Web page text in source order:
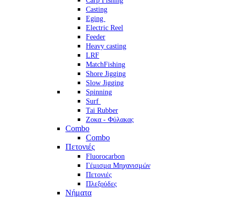
Casting
Eging
Electric Reel
Feeder
Heavy casting
LRF
MatchFishing
Shore Jigging
Slow Jigging
Spinning
Surf
Tai Rubber
Ζοκα - Φύλακας
Combo
Combo
Πετονιές
Fluorocarbon
Γέμισμα Μηχανισμών
Πετονιές
Πλεξούδες
Νήματα